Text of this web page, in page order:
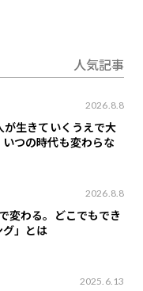
人気記事
2026.8.8
が生きていくうえで大
つの時代も変わらな
2026.8.8
変わる。どこでもでき
グ」とは
2025.6.13